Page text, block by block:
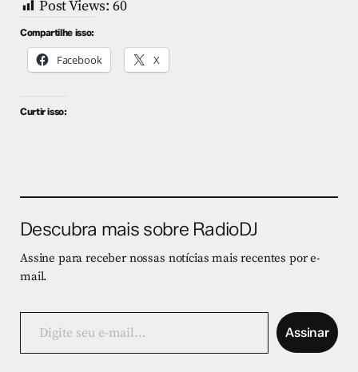
Post Views: 60
Compartilhe isso:
Facebook X
Curtir isso:
Descubra mais sobre RadioDJ
Assine para receber nossas notícias mais recentes por e-
mail.
Digite
mail…
Assinar